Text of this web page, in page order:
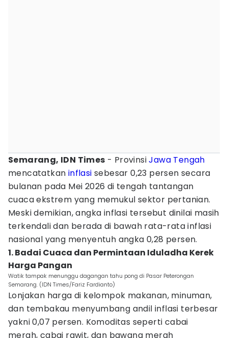
Semarang, IDN Times - ProvinsiJawa Tengah
mencatatkan inflasi sebesar 0,23 persen secara
bulanan pada Mei 2026 di tengah tantangan
cuaca ekstrem yang memukul sektor pertanian.
Meski demikian, angka inflasi tersebut dinilai masih
terkendali dan berada di bawah rata-rata inflasi
nasional yang menyentuh angka 0,28 persen.
1. Badai Cuaca dan Permintaan Iduladha Kerek
Harga Pangan
Watik tampak menunggu dagangan tahu pong di Pasar Peterongan
Semarang. (IDN Times/Fariz Fardianto)
Lonjakan harga di kelompok makanan, minuman,
dan tembakau menyumbang andil inflasi terbesar
yakni 0,07 persen. Komoditas seperti cabai
merah, cabai rawit, dan bawang merah